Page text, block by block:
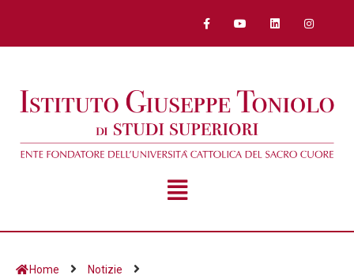
Home
Notizie